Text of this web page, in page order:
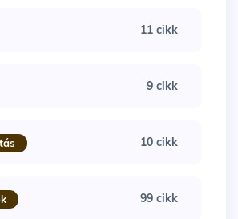
11 cikk
9 cikk
10 cikk
99 cikk